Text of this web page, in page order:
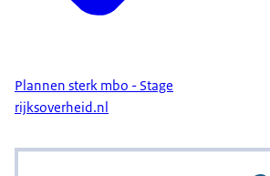
Plannen sterk mbo - Stage
rijksoverheid.nl